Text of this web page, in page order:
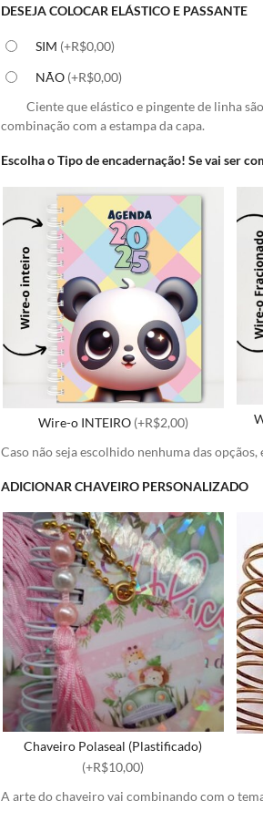
DESEJA COLOCAR ELÁSTICO E PASSANTE
SIM (+R$0,00)
NÃO (+R$0,00)
Ciente que elástico e pingente de linha
combinação com a estampa da capa.
Escolha o Tipo de encadernação! Se vai ser
Wire-o INTEIRO (+R$2,00)
Caso não seja escolhido nenhuma das
ADICIONAR CHAVEIRO PERSONALIZADO
Chaveiro Polaseal (Plastificado)
(+R$10,00)
A arte do chaveiro vai combinando com o